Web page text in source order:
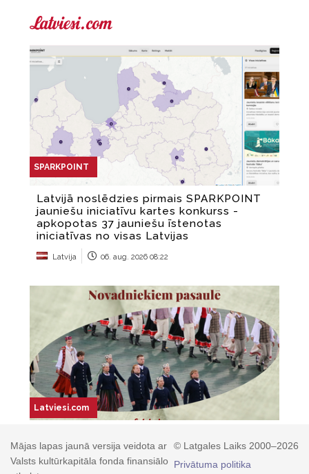
© Latgales Laiks 2000–2026
Privātuma politika
Mājas lapas jaunā versija veidota ar
Valsts kultūrkapitāla fonda finansiālo